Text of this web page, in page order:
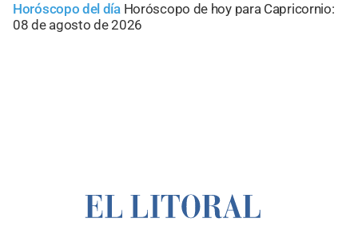
Horóscopo del día Horóscopo de hoy para Capricornio:
08 de agosto de 2026